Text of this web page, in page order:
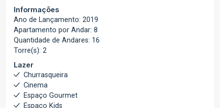
Informações
Ano de Lançamento: 2019
Apartamento por Andar: 8
Quantidade de Andares: 16
Torre(s): 2
Lazer
Churrasqueira
Cinema
Espaço Gourmet
Espaço Kids